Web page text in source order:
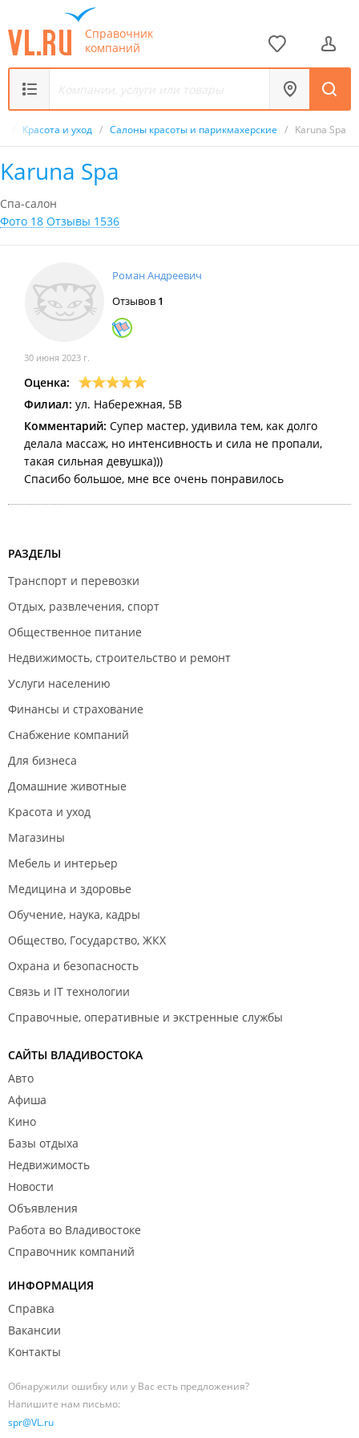
Справочник
компаний
Красота и уход / Салоны красоты и парикмахерские / Karuna Spa
Karuna Spa
Спа-салон
Фото 18 Отзывы 1536
Роман Андреевич
Отзывов 1
30 июня 2023 г.
Оценка:
Филиал: ул. Набережная, 5В
Комментарий: Супер мастер, удивила тем, как долго
делала массаж, но интенсивность и сила не пропали,
такая сильная девушка)))
Спасибо большое, мне все очень понравилось
РАЗДЕЛЫ
Транспорт и перевозки
Отдых, развлечения, спорт
Общественное питание
Недвижимость, строительство и ремонт
Услуги населению
Финансы и страхование
Снабжение компаний
Для бизнеса
Домашние животные
Красота и уход
Магазины
Мебель и интерьер
Медицина и здоровье
Обучение, наука, кадры
Общество, Государство, ЖКХ
Охрана и безопасность
Связь и IT технологии
Справочные, оперативные и экстренные службы
САЙТЫ ВЛАДИВОСТОКА
Авто
Афиша
Кино
Базы отдыха
Недвижимость
Новости
Объявления
Работа во Владивостоке
Справочник компаний
ИНФОРМАЦИЯ
Справка
Вакансии
Контакты
Обнаружили ошибку или у Вас есть предложения?
Напишите нам письмо:
spr@VL.ru